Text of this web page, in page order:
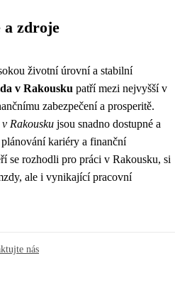
a zdroje
životní úrovní a stabilní
v Rakousku patří mezi nejvyšší v
zabezpečení a prosperitě.
Rakousku jsou snadno dostupné a
kariéry a finanční
se rozhodli pro práci v Rakousku, si
ale i vynikající pracovní
nás